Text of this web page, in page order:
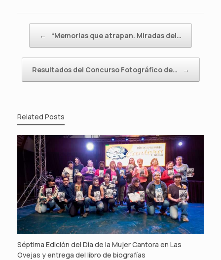
d
← “Memorias que atrapan. Miradas del…
Resultados del Concurso Fotográfico de… →
Related Posts
Séptima Edición del Día de la Mujer Cantora en Las
Ovejas y entrega del libro de biografías